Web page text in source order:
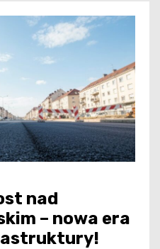
nad
– nowa era